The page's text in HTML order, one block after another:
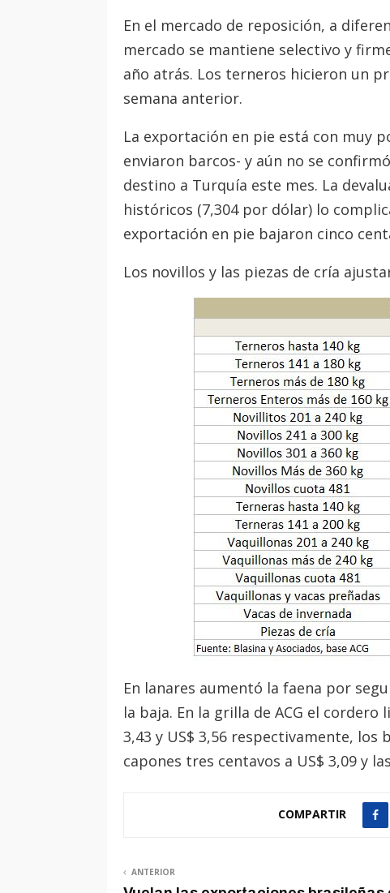
En el mercado de reposición, a
mercado se mantiene selectivo y
año atrás. Los terneros hicieron un
semana anterior.
La exportación en pie está con muy
enviaron barcos- y aún no se
destino a Turquía este mes. La
históricos (7,304 por dólar) lo
exportación en pie bajaron cinco
Los novillos y las piezas de cría
En lanares aumentó la faena por
la baja. En la grilla de ACG el
3,43 y US$ 3,56 respectivamente, los
capones tres centavos a US$ 3,09 y
COMPARTIR
ANTERIOR